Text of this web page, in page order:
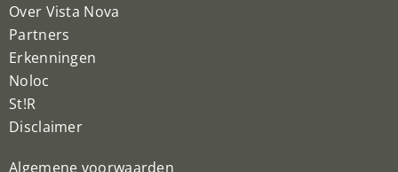
Over Vista Nova
Partners
Erkenningen
Noloc
St!R
Disclaimer
Algemene voorwaarden